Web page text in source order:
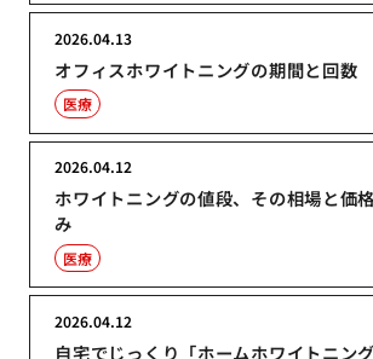
オフィスホワイトニングの期間と回数
2026.04.13
医療
ホワイトニングの値段、その相場と価
み
2026.04.12
医療
自宅でじっくり「ホームホワイトニン
2026.04.12